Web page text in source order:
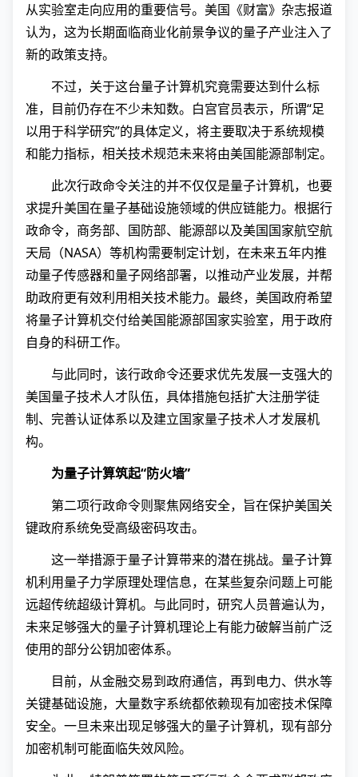
从实验室走向应用的重要信号。美国《财富》杂志报道
认为，这为长期面临商业化前景争议的量子产业注入了
新的政策支持。
不过，关于这台量子计算机究竟需要达到什么标
准，目前仍存在不少未知数。白宫官员表示，所谓“足
以用于科学研究”的具体定义，将主要取决于系统规模
和能力指标，相关技术规范未来将由美国能源部制定。
此次行政命令关注的并不仅仅是量子计算机，也要
求提升美国在量子基础设施领域的供应链能力。根据行
政命令，商务部、国防部、能源部以及美国国家航空航
天局（NASA）等机构需要制定计划，在未来五年内推
动量子传感器和量子网络部署，以推动产业发展，并帮
助政府更有效利用相关技术能力。最终，美国政府希望
将量子计算机交付给美国能源部国家实验室，用于政府
自身的科研工作。
与此同时，该行政命令还要求优先发展一支强大的
美国量子技术人才队伍，具体措施包括扩大注册学徒
制、完善认证体系以及建立国家量子技术人才发展机
构。
为量子计算筑起“防火墙”
第二项行政命令则聚焦网络安全，旨在保护美国关
键政府系统免受高级密码攻击。
这一举措源于量子计算带来的潜在挑战。量子计算
机利用量子力学原理处理信息，在某些复杂问题上可能
远超传统超级计算机。与此同时，研究人员普遍认为，
未来足够强大的量子计算机理论上有能力破解当前广泛
使用的部分公钥加密体系。
目前，从金融交易到政府通信，再到电力、供水等
关键基础设施，大量数字系统都依赖现有加密技术保障
安全。一旦未来出现足够强大的量子计算机，现有部分
加密机制可能面临失效风险。